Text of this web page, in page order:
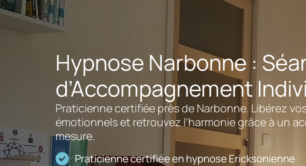
Hypnose Narbonne :
d’Accompagnement
Praticienne certifiée près de Narbonne. Libérez
émotionnels et retrouvez l’harmonie grâce à un
mesure.
Praticienne certifiée en hypnose Ericksonienne